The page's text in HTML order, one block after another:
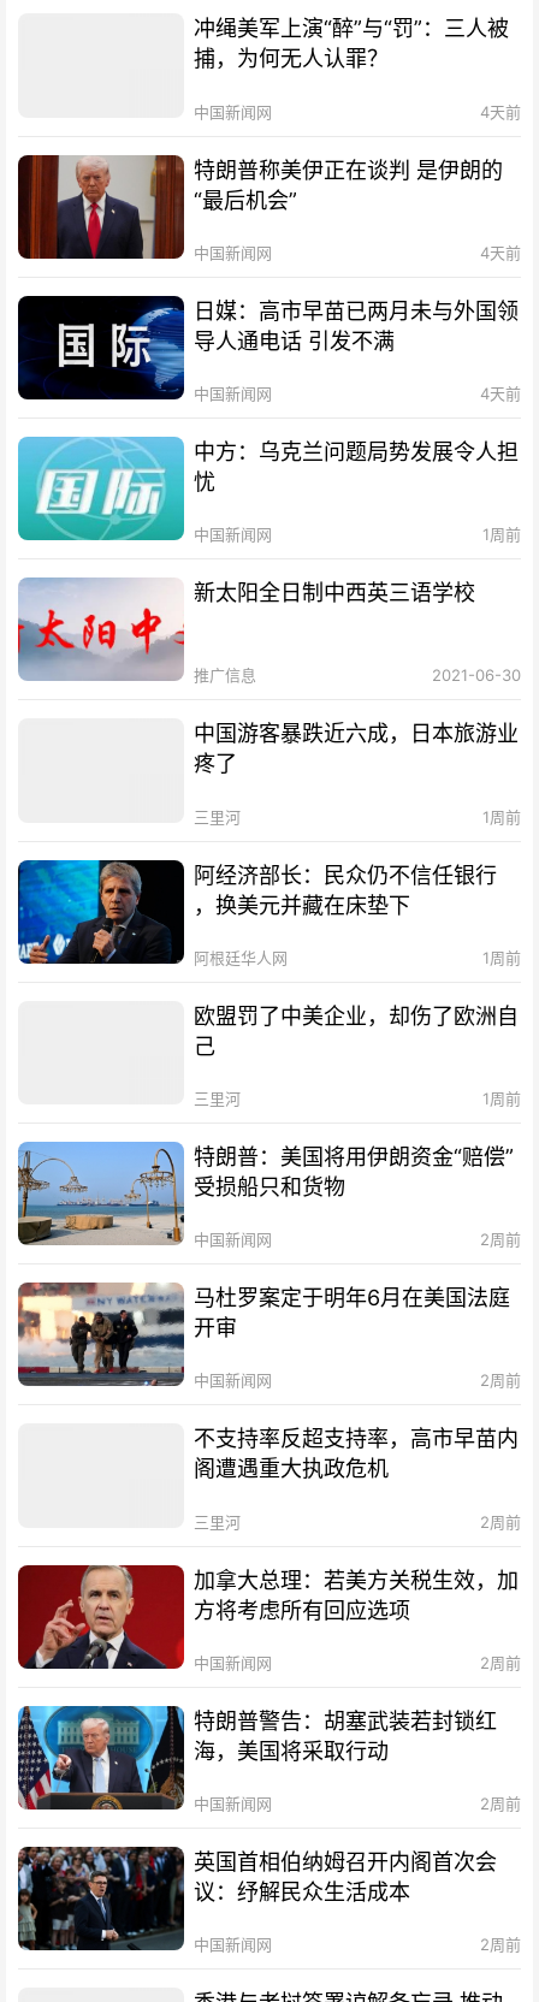
冲绳美军上演“醉”与“罚”：三人被
捕，为何无人认罪？
中国新闻网 4天前
特朗普称美伊正在谈判 是伊朗的
“最后机会”
中国新闻网 4天前
日媒：高市早苗已两月未与外国领
导人通电话 引发不满
中国新闻网 4天前
中方：乌克兰问题局势发展令人担
忧
中国新闻网 1周前
新太阳全日制中西英三语学校
推广信息 2021-06-30
中国游客暴跌近六成，日本旅游业
疼了
三里河 1周前
阿经济部长：民众仍不信任银行
，换美元并藏在床垫下
阿根廷华人网 1周前
欧盟罚了中美企业，却伤了欧洲自
己
三里河 1周前
特朗普：美国将用伊朗资金“赔偿”
受损船只和货物
中国新闻网 2周前
马杜罗案定于明年6月在美国法庭
开审
中国新闻网 2周前
不支持率反超支持率，高市早苗内
阁遭遇重大执政危机
三里河 2周前
加拿大总理：若美方关税生效，加
方将考虑所有回应选项
中国新闻网 2周前
特朗普警告：胡塞武装若封锁红
海，美国将采取行动
中国新闻网 2周前
英国首相伯纳姆召开内阁首次会
议：纾解民众生活成本
中国新闻网 2周前